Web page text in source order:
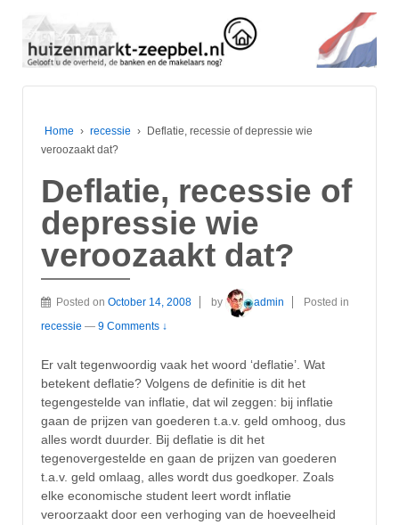
Home › recessie ›
Deflatie, recessie of depressie wie
veroozaakt dat?
Deflatie, recessie of
depressie wie
veroozaakt dat?
Posted on October 14, 2008 by admin
Posted in
recessie — 9 Comments ↓
Er valt tegenwoordig vaak het woord ‘deflatie’. Wat
betekent deflatie? Volgens de definitie is dit het
tegengestelde van inflatie, dat wil zeggen: bij inflatie
gaan de prijzen van goederen t.a.v. geld omhoog, dus
alles wordt duurder. Bij deflatie is dit het
tegenovergestelde en gaan de prijzen van goederen
t.a.v. geld omlaag, alles wordt dus goedkoper. Zoals
elke economische student leert wordt inflatie
veroorzaakt door een verhoging van de hoeveelheid